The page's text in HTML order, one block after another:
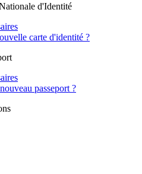
d'Identité
carte d'identité ?
passeport ?